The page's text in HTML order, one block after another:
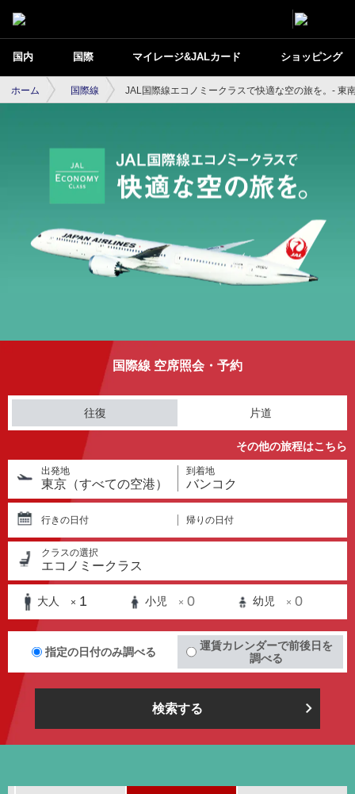
国内 国際 マイレージ&JALカード ショッピング
ホーム 国際線 JAL国際線エコノミークラスで快適な空の旅を。- 東
国際線 空席照会・予約
往復 片道
その他の旅程はこちら
出発地
東京（すべての空港）
到着地
バンコク
行きの日付 帰りの日付
クラスの選択
エコノミークラス
大人 × 1 小児 × 0 幼児 × 0
指定の日付のみ調べる
運賃カレンダーで前後日を
調べる
検索する